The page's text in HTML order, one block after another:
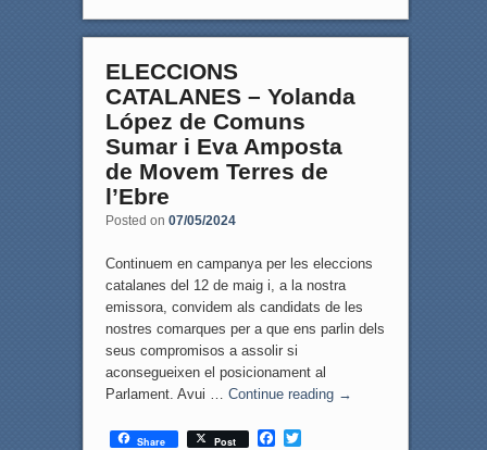
ELECCIONS
CATALANES – Yolanda
López de Comuns
Sumar i Eva Amposta
de Movem Terres de
l’Ebre
Posted on 07/05/2024
Continuem en campanya per les eleccions
catalanes del 12 de maig i, a la nostra
emissora, convidem als candidats de les
nostres comarques per a que ens parlin dels
seus compromisos a assolir si
aconsegueixen el posicionament al
Parlament. Avui … Continue reading →
Share Post
F
T